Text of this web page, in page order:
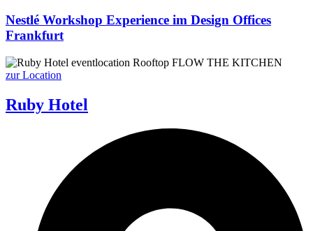
Nestlé Workshop Experience im Design Offices
Frankfurt
zur Location
Ruby Hotel